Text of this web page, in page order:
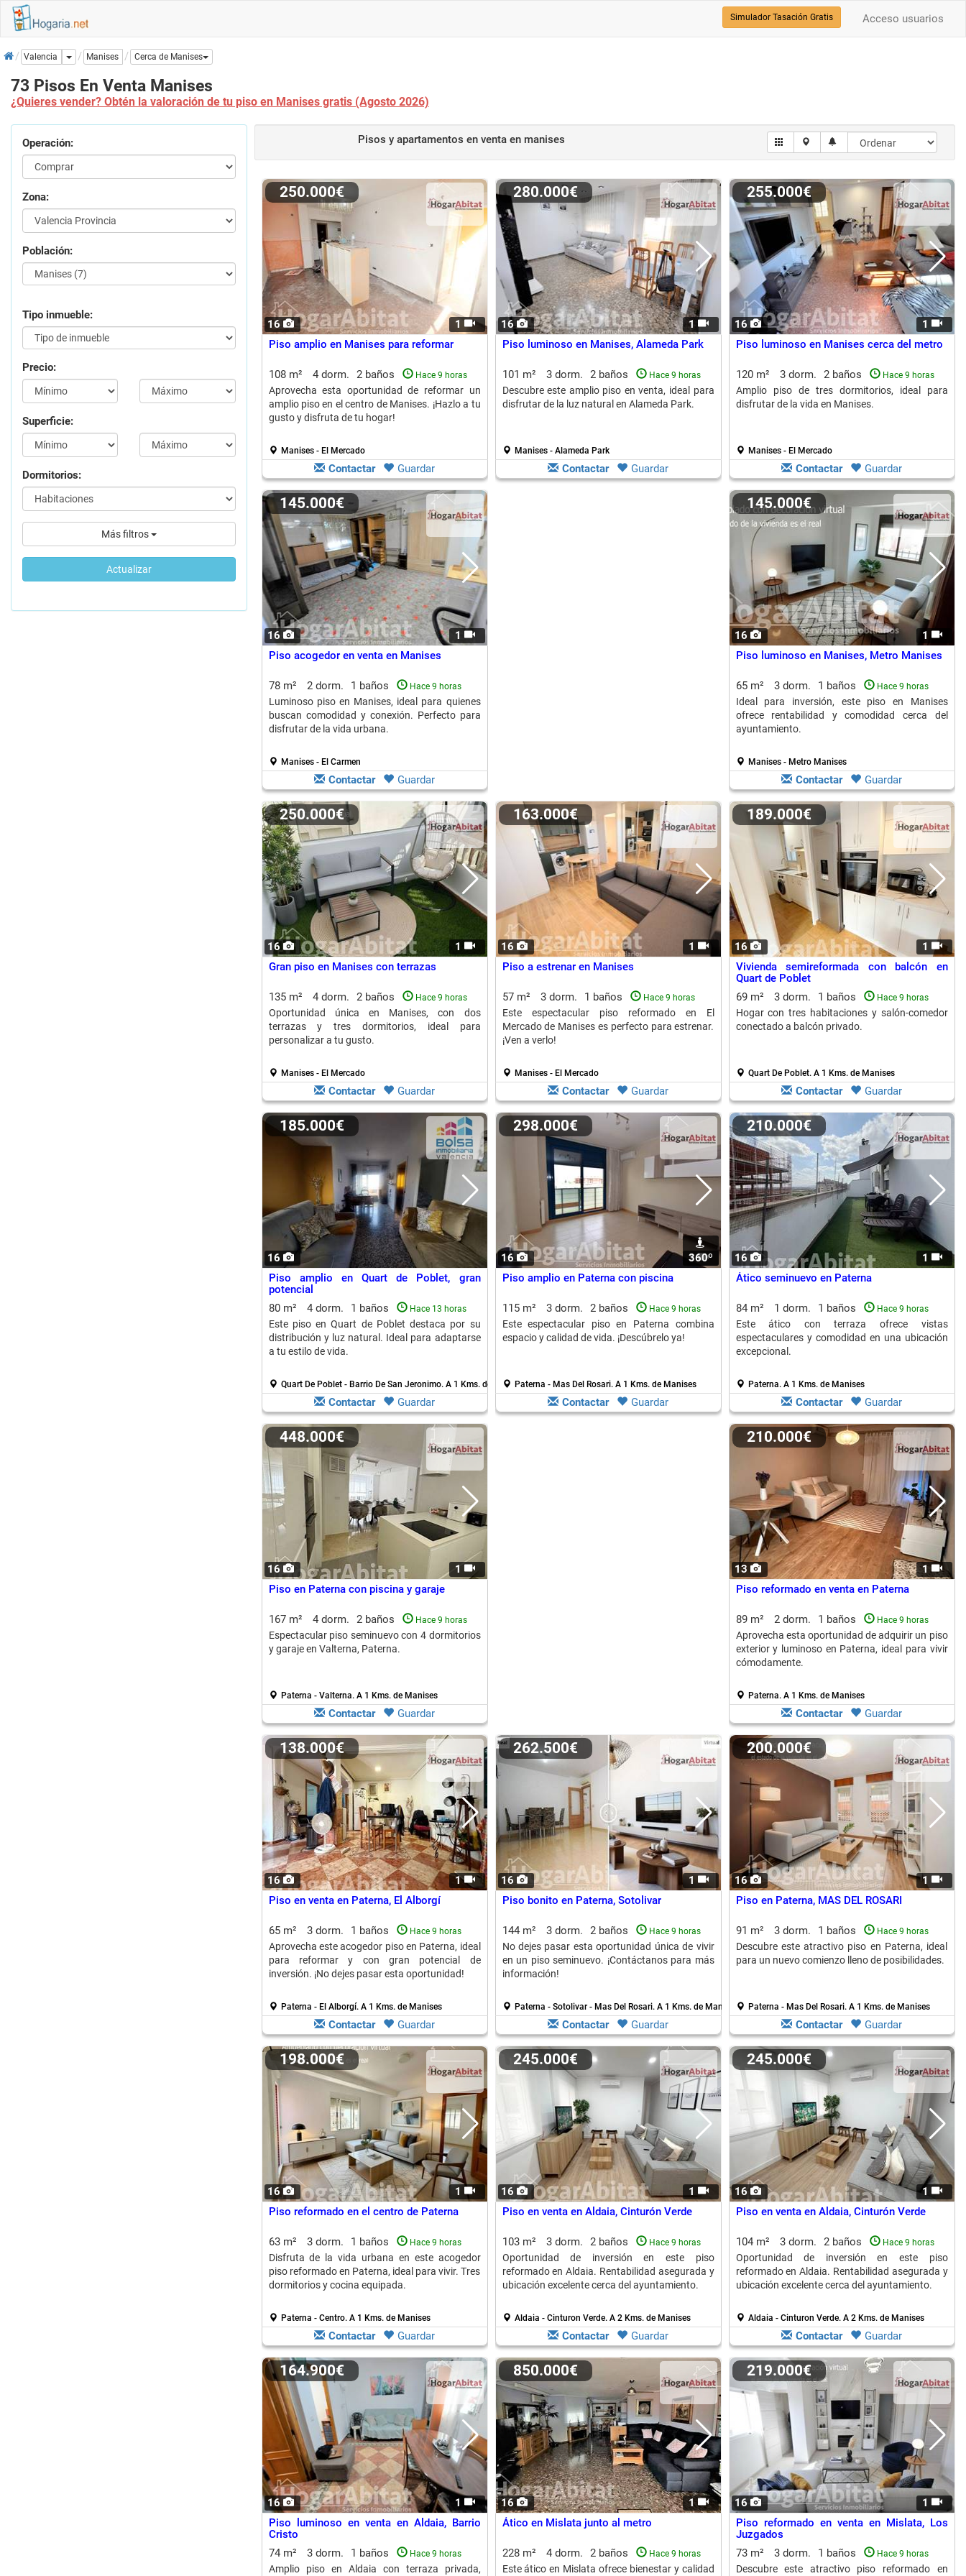
Acceso usuarios
Simulador Tasación Gratis
InicioValencia Dropdown
Manises Cerca de Manises
73 Pisos En Venta Manises
¿Quieres vender? Obtén la valoración de tu piso en Manises gratis (Agosto 2026)
Operación:
Zona:
Población:
Tipo inmueble:
Precio:
Superficie:
Dormitorios:
Más filtros
Actualizar
Pisos y apartamentos en venta en manises
16 1
250.000€
Piso amplio en Manises para reformar
108 m² 4 dorm. 2 baños Hace 9 horas
Aprovecha esta oportunidad de reformar un
amplio piso en el centro de Manises. ¡Hazlo a tu
gusto y disfruta de tu hogar!
Manises - El Mercado
Contactar Guardar
16 1
280.000€
Piso luminoso en Manises, Alameda Park
101 m² 3 dorm. 2 baños Hace 9 horas
Descubre este amplio piso en venta, ideal para
disfrutar de la luz natural en Alameda Park.
Manises - Alameda Park
Contactar Guardar
16 1
255.000€
Piso luminoso en Manises cerca del metro
120 m² 3 dorm. 2 baños Hace 9 horas
Amplio piso de tres dormitorios, ideal para
disfrutar de la vida en Manises.
Manises - El Mercado
Contactar Guardar
16 1
145.000€
Piso acogedor en venta en Manises
78 m² 2 dorm. 1 baños Hace 9 horas
Luminoso piso en Manises, ideal para quienes
buscan comodidad y conexión. Perfecto para
disfrutar de la vida urbana.
Manises - El Carmen
Contactar Guardar
16 1
145.000€
Piso luminoso en Manises, Metro Manises
65 m² 3 dorm. 1 baños Hace 9 horas
Ideal para inversión, este piso en Manises
ofrece rentabilidad y comodidad cerca del
ayuntamiento.
Manises - Metro Manises
Contactar Guardar
16 1
250.000€
Gran piso en Manises con terrazas
135 m² 4 dorm. 2 baños Hace 9 horas
Oportunidad única en Manises, con dos
terrazas y tres dormitorios, ideal para
personalizar a tu gusto.
Manises - El Mercado
Contactar Guardar
16 1
163.000€
Piso a estrenar en Manises
57 m² 3 dorm. 1 baños Hace 9 horas
Este espectacular piso reformado en El
Mercado de Manises es perfecto para estrenar.
¡Ven a verlo!
Manises - El Mercado
Contactar Guardar
16 1
189.000€
Vivienda semireformada con balcón en
Quart de Poblet
69 m²
3 dorm. 1 baños Hace 9 horas
Hogar con tres habitaciones y salón-comedor
conectado a balcón privado.
Quart De Poblet. A 1 Kms. de Manises
Contactar Guardar
16
185.000€
Piso amplio en Quart de Poblet, gran
potencial
80 m²
4 dorm. 1 baños Hace 13 horas
Este piso en Quart de Poblet destaca por su
distribución y luz natural. Ideal para adaptarse
a tu estilo de vida.
Quart De Poblet - Barrio De San Jeronimo. A 1 Kms. de Manises
Contactar Guardar
16 1
360º
298.000€
Piso amplio en Paterna con piscina
115 m² 3 dorm. 2 baños Hace 9 horas
Este espectacular piso en Paterna combina
espacio y calidad de vida. ¡Descúbrelo ya!
Paterna - Mas Del Rosari. A 1 Kms. de Manises
Contactar Guardar
16 1
210.000€
Ático seminuevo en Paterna
84 m² 1 dorm. 1 baños Hace 9 horas
Este ático con terraza ofrece vistas
espectaculares y comodidad en una ubicación
excepcional.
Paterna. A 1 Kms. de Manises
Contactar Guardar
16 1
448.000€
Piso en Paterna con piscina y garaje
167 m² 4 dorm. 2 baños Hace 9 horas
Espectacular piso seminuevo con 4 dormitorios
y garaje en Valterna, Paterna.
Paterna - Valterna. A 1 Kms. de Manises
Contactar Guardar
13 1
210.000€
Piso reformado en venta en Paterna
89 m² 2 dorm. 1 baños Hace 9 horas
Aprovecha esta oportunidad de adquirir un piso
exterior y luminoso en Paterna, ideal para vivir
cómodamente.
Paterna. A 1 Kms. de Manises
Contactar Guardar
16 1
138.000€
Piso en venta en Paterna, El Alborgí
65 m² 3 dorm. 1 baños Hace 9 horas
Aprovecha este acogedor piso en Paterna, ideal
para reformar y con gran potencial de
inversión. ¡No dejes pasar esta oportunidad!
Paterna - El Alborgí. A 1 Kms. de Manises
Contactar Guardar
16 1
262.500€
Piso bonito en Paterna, Sotolivar
144 m² 3 dorm. 2 baños Hace 9 horas
No dejes pasar esta oportunidad única de vivir
en un piso seminuevo. ¡Contáctanos para más
información!
Paterna - Sotolivar - Mas Del Rosari. A 1 Kms. de Manises
Contactar Guardar
16 1
200.000€
Piso en Paterna, MAS DEL ROSARI
91 m² 3 dorm. 1 baños Hace 9 horas
Descubre este atractivo piso en Paterna, ideal
para un nuevo comienzo lleno de posibilidades.
Paterna - Mas Del Rosari. A 1 Kms. de Manises
Contactar Guardar
16 1
198.000€
Piso reformado en el centro de Paterna
63 m² 3 dorm. 1 baños Hace 9 horas
Disfruta de la vida urbana en este acogedor
piso reformado en Paterna, ideal para vivir. Tres
dormitorios y cocina equipada.
Paterna - Centro. A 1 Kms. de Manises
Contactar Guardar
16 1
245.000€
Piso en venta en Aldaia, Cinturón Verde
103 m² 3 dorm. 2 baños Hace 9 horas
Oportunidad de inversión en este piso
reformado en Aldaia. Rentabilidad asegurada y
ubicación excelente cerca del ayuntamiento.
Aldaia - Cinturon Verde. A 2 Kms. de Manises
Contactar Guardar
16 1
245.000€
Piso en venta en Aldaia, Cinturón Verde
104 m² 3 dorm. 2 baños Hace 9 horas
Oportunidad de inversión en este piso
reformado en Aldaia. Rentabilidad asegurada y
ubicación excelente cerca del ayuntamiento.
Aldaia - Cinturon Verde. A 2 Kms. de Manises
Contactar Guardar
16 1
164.900€
Piso luminoso en venta en Aldaia, Barrio
Cristo
74 m²
3 dorm. 1 baños Hace 9 horas
Amplio piso en Aldaia con terraza privada,
16 1
850.000€
Ático en Mislata junto al metro
228 m² 4 dorm. 2 baños Hace 9 horas
Este ático en Mislata ofrece bienestar y calidad
16 1
219.000€
Piso reformado en venta en Mislata, Los
Juzgados
73 m²
3 dorm. 1 baños Hace 9 horas
Descubre este atractivo piso reformado en